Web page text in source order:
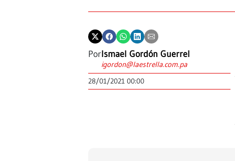
PorIsmael Gordón Guerrel
igordon@laestrella.com.pa
28/01/2021 00:00